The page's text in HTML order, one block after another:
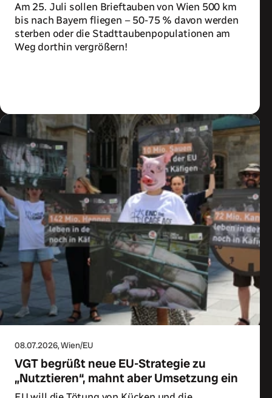
Am 25. Juli sollen Brieftauben von Wien 500 km
bis nach Bayern fliegen – 50-75 % davon werden
sterben oder die Stadttaubenpopulationen am
Weg dorthin vergrößern!
08.07.2026, Wien/EU
VGT begrüßt neue EU-Strategie zu
„Nutztieren“, mahnt aber Umsetzung ein